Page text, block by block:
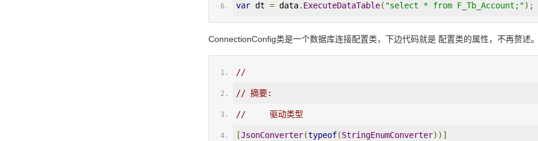
var dt = data. ExecuteDataTable( "select * from F_Tb_Account;");
ConnectionConfig类是一个数据库连接配置类，下边代码就是 配置类的属性，不再赘述
//
// 摘要:
//     驱动类型
[JsonConverter(typeof(StringEnumConverter))]